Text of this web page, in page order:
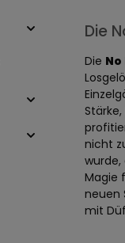
Die
Die
nicht
Magie
neuen
mit